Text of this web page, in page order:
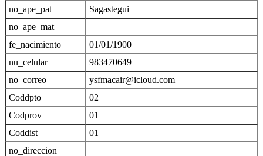
no_ape_pat
Sagastegui
no_ape_mat
fe_nacimiento
01/01/1900
nu_celular
983470649
no_correo
ysfmacair@icloud.com
Coddpto
02
Codprov
01
Coddist
01
no_direccion